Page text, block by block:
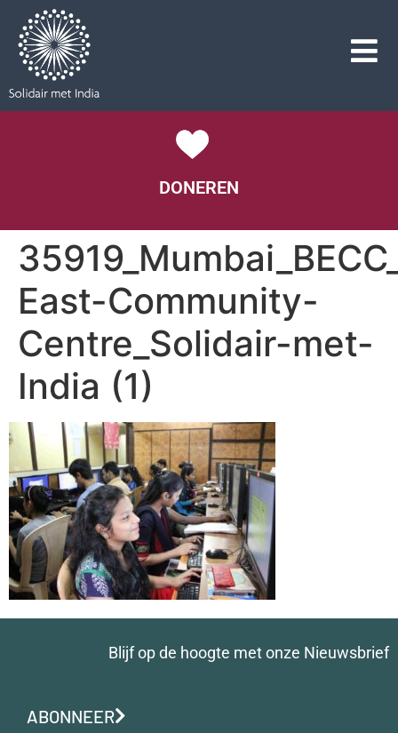
DONEREN
East-Community-
Centre_Solidair-met-
India (1)
Blijf op de hoogte met onze Nieuwsbrief
ABONNEER